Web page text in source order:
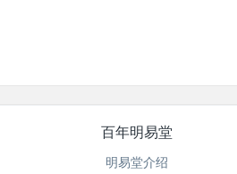
百年明易堂
明易堂介绍